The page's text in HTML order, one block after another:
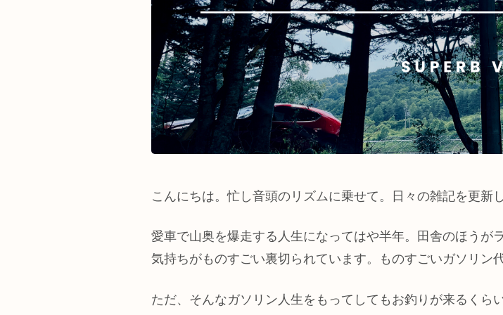
こんにちは。忙し音頭のリズムに乗せて。日々の雑記を更新
愛車で山奥を爆走する人生になってはや半年。田舎のほうが
気持ちがものすごい裏切られています。ものすごいガソリン
ただ、そんなガソリン人生をもってしてもお釣りが来るくら